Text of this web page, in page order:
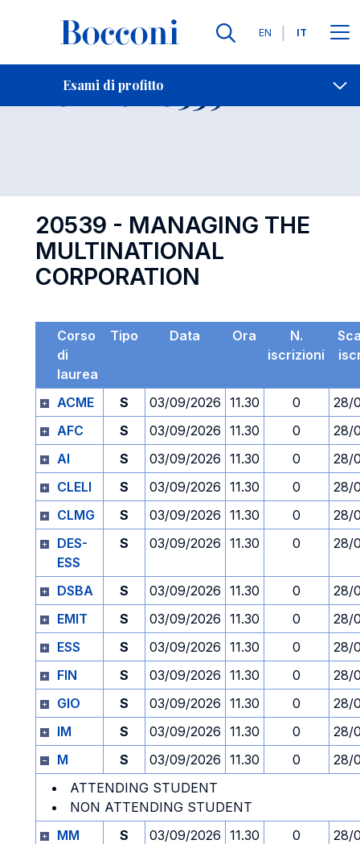
Lingue
EN IT
Esami di profitto
Contatti
Esame 20539 Open
20539 - MANAGING THE
MULTINATIONAL
CORPORATION
Corso
di
laurea
Tipo Data Ora
N.
iscrizioni
ACME S 03/09/2026 11.30 0
28/
AFC
S 03/09/2026 11.30 0
28/
AI
S 03/09/2026 11.30 0
28/
CLELI
S 03/09/2026 11.30 0
28/
CLMG
S 03/09/2026 11.30 0
28/
DES-
ESS
S 03/09/2026 11.30 0 28/
DSBA S 03/09/2026 11.30 0
28/
EMIT
S 03/09/2026 11.30 0
28/
ESS
S 03/09/2026 11.30 0
28/
FIN
S 03/09/2026 11.30 0
28/
GIO
S 03/09/2026 11.30 0
28/
IM
S 03/09/2026 11.30 0
28/
M
S 03/09/2026 11.30 0
28/
ATTENDING STUDENT
NON ATTENDING STUDENT
MM
S 03/09/2026 11.30 0
28/